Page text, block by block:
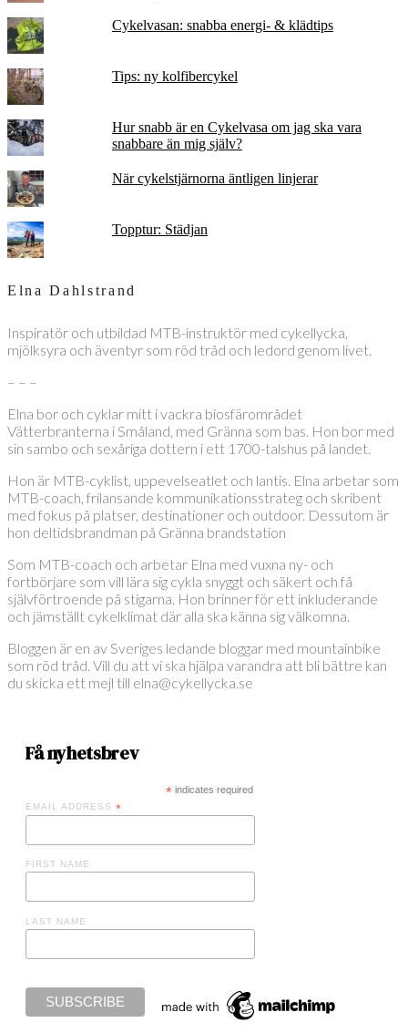
Cykelvasan: snabba energi- & klädtips
Tips: ny kolfibercykel
Hur snabb är en Cykelvasa om jag ska vara
snabbare än mig själv?
När cykelstjärnorna äntligen linjerar
Topptur: Städjan
Elna Dahlstrand
Inspiratör och utbildad MTB-instruktör med cykellycka,
mjölksyra och äventyr som röd tråd och ledord genom livet.
– – –
Elna bor och cyklar mitt i vackra biosfärområdet
Vätterbranterna i Småland, med Gränna som bas. Hon bor med
sin sambo och sexåriga dottern i ett 1700-talshus på landet.
Hon är MTB-cyklist, uppevelseatlet och lantis. Elna arbetar som
MTB-coach, frilansande kommunikationsstrateg och skribent
med fokus på platser, destinationer och outdoor. Dessutom är
hon deltidsbrandman på Gränna brandstation
Som MTB-coach och arbetar Elna med vuxna ny- och
fortbörjare som vill lära sig cykla snyggt och säkert och få
självförtroende på stigarna. Hon brinner för ett inkluderande
och jämställt cykelklimat där alla ska känna sig välkomna.
Bloggen är en av Sveriges ledande bloggar med mountainbike
som röd tråd. Vill du att vi ska hjälpa varandra att bli bättre kan
du skicka ett mejl till elna@cykellycka.se
Få nyhetsbrev
*indicates required
EMAIL ADDRESS *
FIRST NAME
LAST NAME